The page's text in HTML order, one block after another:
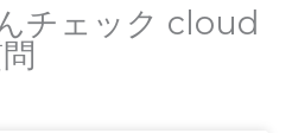
チェック cloud